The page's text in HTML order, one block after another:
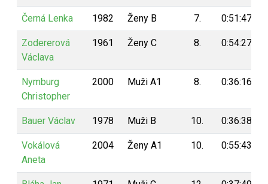
Černá Lenka 1982 Ženy B 7. 0:51:47
Zodererová
Václava
1961 Ženy C 8. 0:54:27
Nymburg
Christopher
2000 Muži A1 8. 0:36:16
Bauer Václav 1978 Muži B 10. 0:36:38
Vokálová
Aneta
2004 Ženy A1 10. 0:55:43